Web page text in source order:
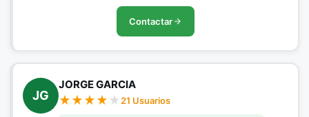
Contactar
JG
JORGE GARCIA
21 Usuarios